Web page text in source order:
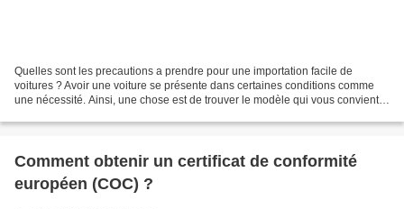
Quelles sont les precautions a prendre pour une importation facile de
voitures ? Avoir une voiture se présente dans certaines conditions comme
une nécessité. Ainsi, une chose est de trouver le modèle qui vous convient,
Comment obtenir un certificat de conformité
européen (COC) ?